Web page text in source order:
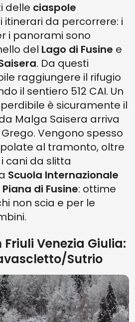
delle ciaspole
da percorrere: i
i panorami sono
del Lago di Fusine e
. Da questi
raggiungere il rifugio
il sentiero 512 CAI. Un
è sicuramente il
Malga Saisera arriva
Vengono spesso
al tramonto, oltre
cani da slitta
Scuola Internazionale
di Fusine: ottime
non scia e per le
Friuli Venezia Giulia:
​Sutrio